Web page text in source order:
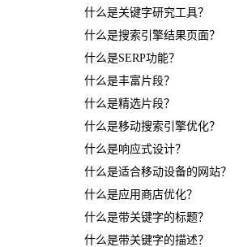
什么是关键字研究工具？
什么是搜索引擎结果页面？
什么是SERP功能？
什么是丰富片段？
什么是精选片段？
什么是移动搜索引擎优化？
什么是响应式设计？
什么是适合移动设备的网站？
什么是应用商店优化？
什么是带关键字的标题？
什么是带关键字的描述？